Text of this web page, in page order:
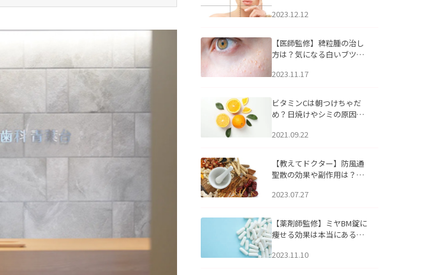
2023.12.12
【医師監修】稗粒腫の治し
方は？気になる白いブツブ
アについて
2023.11.17
ビタミンCは朝つけちゃだ
め？日焼けやシミの原因に
2021.09.22
【教えてドクター】防風通
聖散の効果や副作用は？長
2023.07.27
【薬剤師監修】ミヤBM錠に
痩せる効果は本当にある
2023.11.10